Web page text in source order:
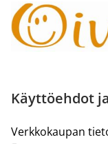
Käyttöehdot
Verkkokaupan